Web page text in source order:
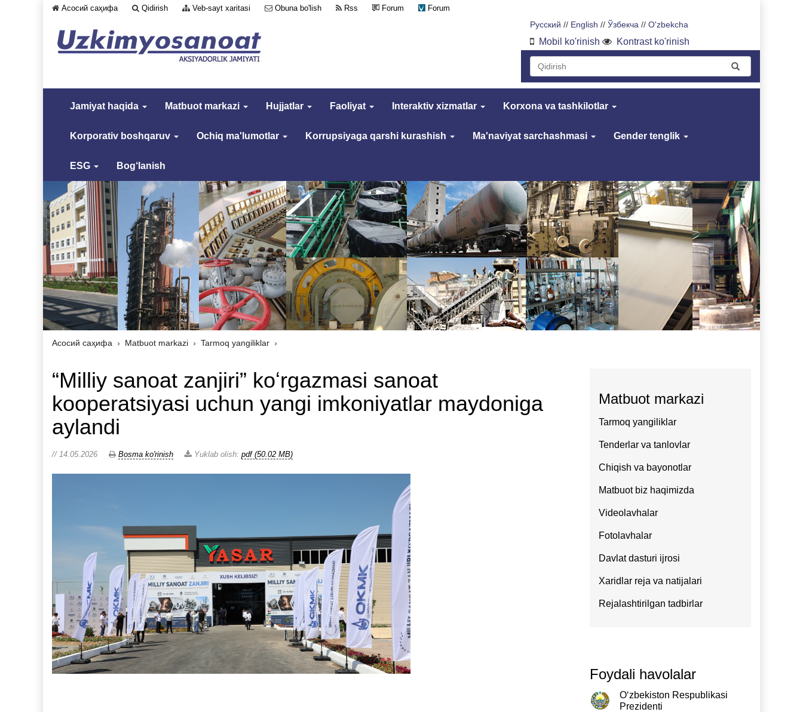
Асосий саҳифа Qidirish Veb-sayt xaritasi Obuna bo'lish Rss Forum
Forum
Русский // English // Ўзбекча // O'zbekcha
Mobil ko'rinish Kontrast ko'rinish
Jamiyat haqida Matbuot markazi Hujjatlar Faoliyat Interaktiv xizmatlar Korxona va tashkilotlar
Korporativ boshqaruv Ochiq ma'lumotlar Korrupsiyaga qarshi kurashish Ma'naviyat sarchashmasi Gender tenglik
ESG Bog‘lanish
Асосий саҳифа Matbuot markazi Tarmoq yangiliklar
“Milliy sanoat zanjiri” koʻrgazmasi sanoat
kooperatsiyasi uchun yangi imkoniyatlar maydoniga
aylandi
// 14.05.2026 Bosma ko'rinish Yuklab olish: pdf (50.02 MB)
Matbuot markazi
Tarmoq yangiliklar
Tenderlar va tanlovlar
Chiqish va bayonotlar
Matbuot biz haqimizda
Videolavhalar
Fotolavhalar
Davlat dasturi ijrosi
Xaridlar reja va natijalari
Rejalashtirilgan tadbirlar
Foydali havolalar
O‘zbekiston Respublikasi
Prezidenti